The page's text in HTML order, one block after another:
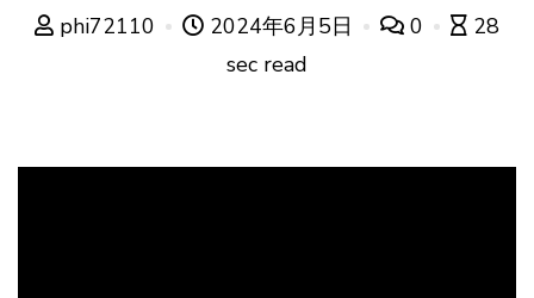
phi72110 2024年6月5日 0
28
sec read